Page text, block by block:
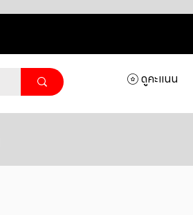
ดูคะแนน